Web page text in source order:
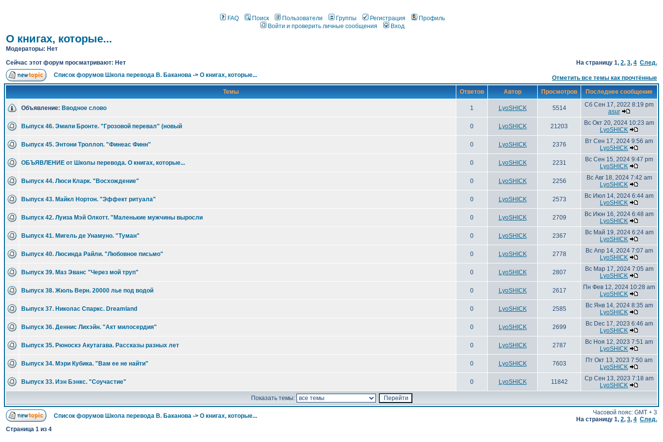
FAQ Поиск Пользователи Группы Регистрация
Профиль
Войти и проверить личные сообщения
Вход
О книгах, которые...
Модераторы: Нет
Сейчас этот форум просматривают: Нет
На страницу 1, 2, 3, 4 След.
Список форумов Школа перевода В. Баканова -> О книгах, которые...
Отметить все темы как прочтённые
Темы
Ответов Автор Просмотров Последнее сообщение
Объявление: Вводное слово 1 LyoSHICK 5514
Сб Сен 17, 2022 8:19 pm
asur
Выпуск 46. Эмили Бронте. "Грозовой перевал" (новый 0 LyoSHICK 21203
Вс Окт 20, 2024 10:23 am
LyoSHICK
Выпуск 45. Энтони Троллоп. "Финеас Финн" 0 LyoSHICK 2376
Вт Сен 17, 2024 9:56 am
LyoSHICK
ОБЪЯВЛЕНИЕ от Школы перевода. О книгах, которые... 0 LyoSHICK 2231
Вс Сен 15, 2024 9:47 pm
LyoSHICK
Выпуск 44. Люси Кларк. "Восхождение" 0 LyoSHICK 2256
Вс Авг 18, 2024 7:42 am
LyoSHICK
Выпуск 43. Майкл Нортон. "Эффект ритуала" 0 LyoSHICK 2573
Вс Июл 14, 2024 6:44 am
LyoSHICK
Выпуск 42. Луиза Мэй Олкотт. "Маленькие мужчины выросли 0 LyoSHICK 2709
Вс Июн 16, 2024 6:48 am
LyoSHICK
Выпуск 41. Мигель де Унамуно. "Туман" 0 LyoSHICK 2367
Вс Май 19, 2024 6:24 am
LyoSHICK
Выпуск 40. Люсинда Райли. "Любовное письмо" 0 LyoSHICK 2778
Вс Апр 14, 2024 7:07 am
LyoSHICK
Выпуск 39. Маз Эванс "Через мой труп" 0 LyoSHICK 2807
Вс Мар 17, 2024 7:05 am
LyoSHICK
Выпуск 38. Жюль Верн. 20000 лье под водой 0 LyoSHICK 2617
Пн Фев 12, 2024 10:28 am
LyoSHICK
Выпуск 37. Николас Спаркс. Dreamland 0 LyoSHICK 2585
Вс Янв 14, 2024 8:35 am
LyoSHICK
Выпуск 36. Деннис Лихэйн. "Акт милосердия" 0 LyoSHICK 2699
Вс Dec 17, 2023 6:46 am
LyoSHICK
Выпуск 35. Рюноскэ Акутагава. Рассказы разных лет 0 LyoSHICK 2787
Вс Ноя 12, 2023 7:51 am
LyoSHICK
Выпуск 34. Мэри Кубика. "Вам ее не найти" 0 LyoSHICK 7603
Пт Окт 13, 2023 7:50 am
LyoSHICK
Выпуск 33. Иэн Бэнкс. "Соучастие" 0 LyoSHICK 11842
Ср Сен 13, 2023 7:18 am
LyoSHICK
Показать темы:
Список форумов Школа перевода В. Баканова -> О книгах, которые...
Часовой пояс: GMT + 3
На страницу 1, 2, 3, 4 След.
Страница 1 из 4